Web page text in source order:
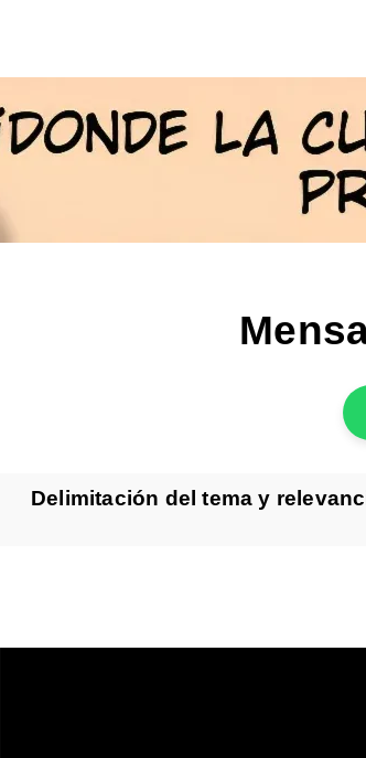
Delimitación del tema y